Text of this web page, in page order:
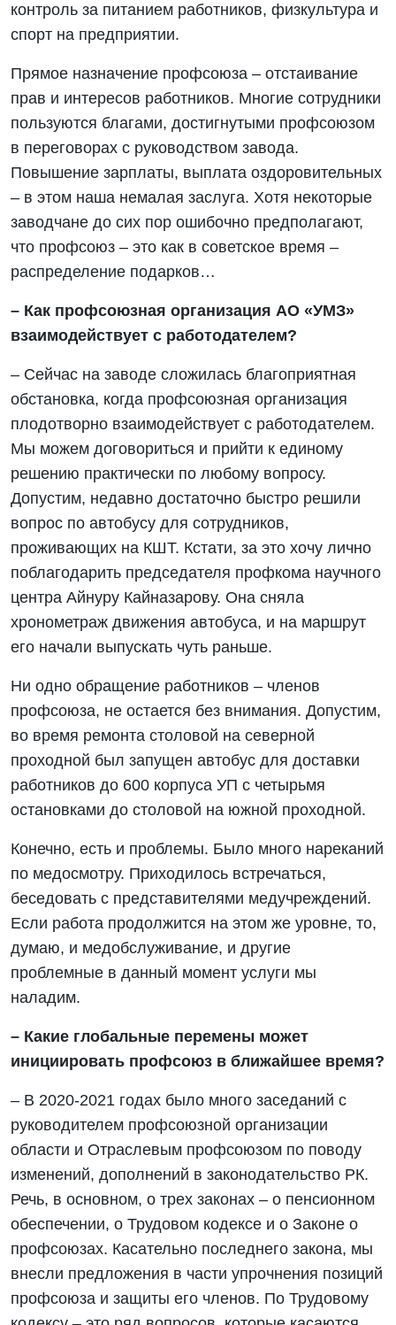
контроль за питанием работников, физкультура и
спорт на предприятии.
Прямое назначение профсоюза – отстаивание
прав и интересов работников. Многие сотрудники
пользуются благами, достигнутыми профсоюзом
в переговорах с руководством завода.
Повышение зарплаты, выплата оздоровительных
– в этом наша немалая заслуга. Хотя некоторые
заводчане до сих пор ошибочно предполагают,
что профсоюз – это как в советское время –
распределение подарков…
– Как профсоюзная организация АО «УМЗ»
взаимодействует с работодателем?
– Сейчас на заводе сложилась благоприятная
обстановка, когда профсоюзная организация
плодотворно взаимодействует с работодателем.
Мы можем договориться и прийти к единому
решению практически по любому вопросу.
Допустим, недавно достаточно быстро решили
вопрос по автобусу для сотрудников,
проживающих на КШТ. Кстати, за это хочу лично
поблагодарить председателя профкома научного
центра Айнуру Кайназарову. Она сняла
хронометраж движения автобуса, и на маршрут
его начали выпускать чуть раньше.
Ни одно обращение работников – членов
профсоюза, не остается без внимания. Допустим,
во время ремонта столовой на северной
проходной был запущен автобус для доставки
работников до 600 корпуса УП с четырьмя
остановками до столовой на южной проходной.
Конечно, есть и проблемы. Было много нареканий
по медосмотру. Приходилось встречаться,
беседовать с представителями медучреждений.
Если работа продолжится на этом же уровне, то,
думаю, и медобслуживание, и другие
проблемные в данный момент услуги мы
наладим.
– Какие глобальные перемены может
инициировать профсоюз в ближайшее время?
– В 2020-2021 годах было много заседаний с
руководителем профсоюзной организации
области и Отраслевым профсоюзом по поводу
изменений, дополнений в законодательство РК.
Речь, в основном, о трех законах – о пенсионном
обеспечении, о Трудовом кодексе и о Законе о
профсоюзах. Касательно последнего закона, мы
внесли предложения в части упрочнения позиций
профсоюза и защиты его членов. По Трудовому